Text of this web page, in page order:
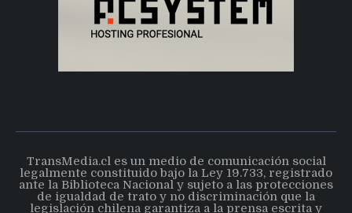
TransMedia.cl es un medio de comunicación social
legalmente constituido bajo la Ley 19.733, registrado
ante la Biblioteca Nacional y sujeto a las protecciones
de igualdad de trato y no discriminación que la
legislación chilena garantiza a la prensa escrita y